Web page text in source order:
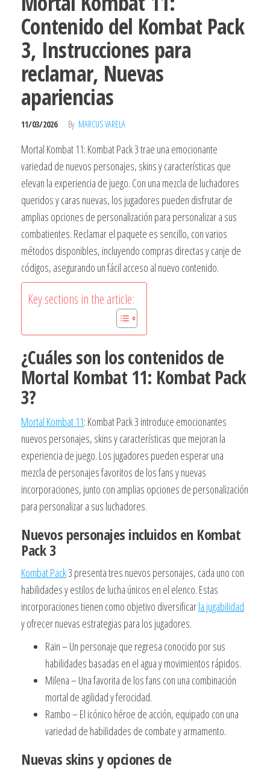
Contenido del Kombat Pack
3, Instrucciones para
reclamar, Nuevas
apariencias
11/03/2026 By MARCUS VARELA
Mortal Kombat 11: Kombat Pack 3 trae una emocionante
variedad de nuevos personajes, skins y características que
elevan la experiencia de juego. Con una mezcla de luchadores
queridos y caras nuevas, los jugadores pueden disfrutar de
amplias opciones de personalización para personalizar a sus
combatientes. Reclamar el paquete es sencillo, con varios
métodos disponibles, incluyendo compras directas y canje de
códigos, asegurando un fácil acceso al nuevo contenido.
Key sections in the article:
¿Cuáles son los contenidos de
Mortal Kombat 11: Kombat Pack
3?
Mortal Kombat 11: Kombat Pack 3 introduce emocionantes
nuevos personajes, skins y características que mejoran la
experiencia de juego. Los jugadores pueden esperar una
mezcla de personajes favoritos de los fans y nuevas
incorporaciones, junto con amplias opciones de personalización
para personalizar a sus luchadores.
Nuevos personajes incluidos en Kombat
Pack 3
Kombat Pack3 presenta tres nuevos personajes, cada uno con
habilidades y estilos de lucha únicos en el elenco. Estas
incorporaciones tienen como objetivo diversificarla jugabilidad
y ofrecer nuevas estrategias para los jugadores.
Rain – Un personaje que regresa conocido por sus
habilidades basadas en el agua y movimientos rápidos.
Milena – Una favorita de los fans con una combinación
mortal de agilidad y ferocidad.
Rambo – El icónico héroe de acción, equipado con una
variedad de habilidades de combate y armamento.
Nuevas skins y opciones de